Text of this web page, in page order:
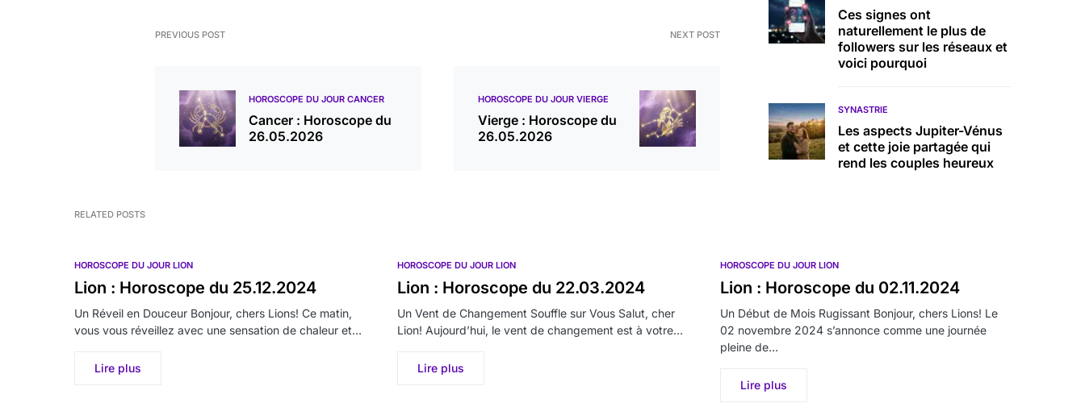
PREVIOUS POST
HOROSCOPE DU JOUR CANCER
Cancer : Horoscope du
26.05.2026
NEXT POST
HOROSCOPE DU JOUR VIERGE
Vierge : Horoscope du
26.05.2026
Ces signes ont
naturellement le plus de
followers sur les réseaux et
voici pourquoi
SYNASTRIE
Les aspects Jupiter-Vénus
et cette joie partagée qui
rend les couples heureux
RELATED POSTS
HOROSCOPE DU JOUR LION
Lion : Horoscope du 25.12.2024
Un Réveil en Douceur Bonjour, chers Lions! Ce matin,
vous vous réveillez avec une sensation de chaleur et…
Lire plus
HOROSCOPE DU JOUR LION
Lion : Horoscope du 22.03.2024
Un Vent de Changement Souffle sur Vous Salut, cher
Lion! Aujourd’hui, le vent de changement est à votre…
Lire plus
HOROSCOPE DU JOUR LION
Lion : Horoscope du 02.11.2024
Un Début de Mois Rugissant Bonjour, chers Lions! Le
02 novembre 2024 s’annonce comme une journée
pleine de…
Lire plus